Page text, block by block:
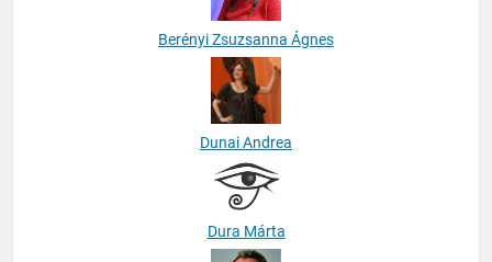
Berényi Zsuzsanna Ágnes
Dunai Andrea
Dura Márta